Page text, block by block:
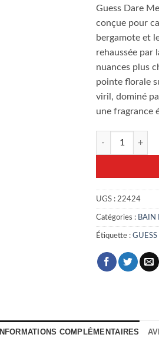
Guess Dare
conçue pour
bergamote et
rehaussée par
nuances plus
pointe florale
viril, dominé
une fragrance
quantité de
UGS : 22424
Catégories : BAIN
Étiquette : GUESS
INFORMATIONS COMPLÉMENTAIRES